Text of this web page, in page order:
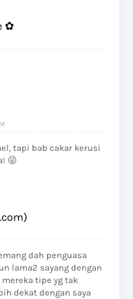
✿
tapi bab cakar kerusi
😜
dah penguasa
lama2 sayang dengan
tipe yg tak
dekat dengan saya